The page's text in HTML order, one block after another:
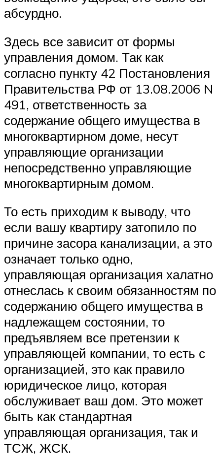
абсурдно.
Здесь все зависит от формы
управления домом. Так как
согласно пункту 42 Постановления
Правительства РФ от 13.08.2006 N
491, ответственность за
содержание общего имущества в
многоквартирном доме, несут
управляющие организации
непосредственно управляющие
многоквартирным домом.
То есть приходим к выводу, что
если вашу квартиру затопило по
причине засора канализации, а это
означает только одно,
управляющая организация халатно
отнеслась к своим обязанностям по
содержанию общего имущества в
надлежащем состоянии, то
предъявляем все претензии к
управляющей компании, то есть с
организацией, это как правило
юридическое лицо, которая
обслуживает ваш дом. Это может
быть как стандартная
управляющая организация, так и
ТСЖ, ЖСК.